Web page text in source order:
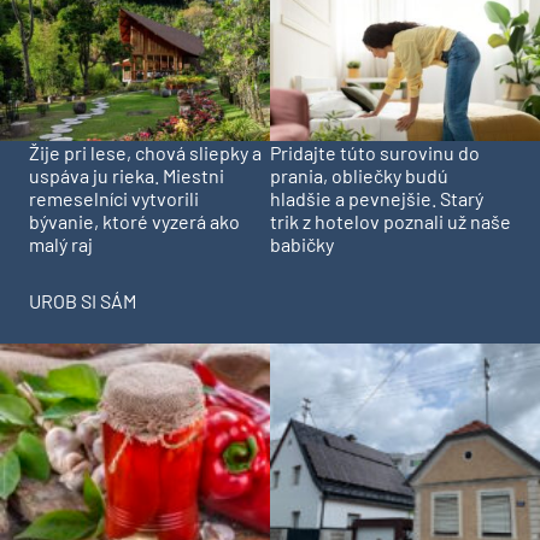
Žije pri lese, chová sliepky a
uspáva ju rieka. Miestni
remeselníci vytvorili
bývanie, ktoré vyzerá ako
malý raj
Pridajte túto surovinu do
prania, obliečky budú
hladšie a pevnejšie. Starý
trik z hotelov poznali už naše
babičky
UROB SI SÁM